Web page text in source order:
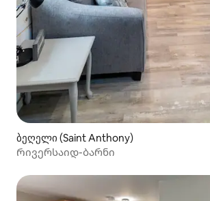
ბეღელი (Saint Anthony)
Რივერსაიდ-ბარნი